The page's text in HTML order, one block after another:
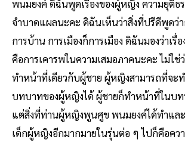
พนมยงค์ ดิฉันพูดเรื่องของผู้หญิง ความยุติธ
จำบาดแผลนะคะ ดิฉันเห็นว่าสิ่งที่ปรีดีพูดว่
การบ้าน การเมืองก็การเมือง ดิฉันมองว่าเ
คือการเคารพในความเสมอภาคนะคะ ไม่ใ
ทำหน้าที่เดียวกับผู้ชาย ผู้หญิงสามารถที่จะ
บทบาทของผู้หญิงได้ ผู้ชายก็ทำหน้าที่ในบท
แต่สิ่งที่ท่านผู้หญิงพูนศูข พนมยงค์ได้ทำแล
เด็กผู้หญิงอีกมากมายในรุ่นต่อ ๆ ไปก็คือค